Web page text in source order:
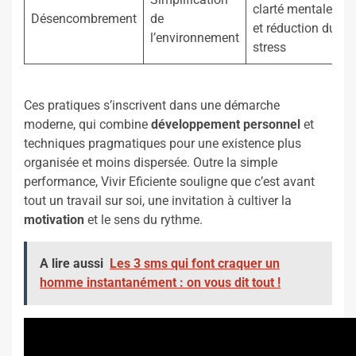
Désencombrement
de
l’environnement
clarté mentale
et réduction du
stress
Ces pratiques s’inscrivent dans une démarche
moderne, qui combine développement personnel et
techniques pragmatiques pour une existence plus
organisée et moins dispersée. Outre la simple
performance, Vivir Eficiente souligne que c’est avant
tout un travail sur soi, une invitation à cultiver la
motivation et le sens du rythme.
A lire aussi Les 3 sms qui font craquer un
homme instantanément : on vous dit tout !